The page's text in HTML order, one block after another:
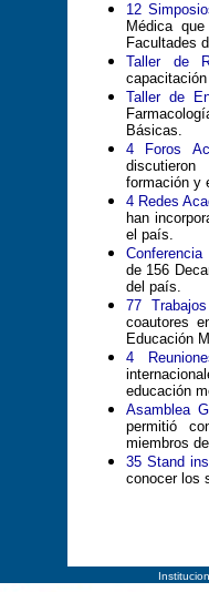
12
Médica
Facultades
Taller de
Taller de
Básicas.
4 Foros
formación y
4 Redes
han
el país.
Conferencia
de 156
del país.
77
coautores
Educación
4
educación
Asamblea
permitió
miembros
35 Stand
conocer los